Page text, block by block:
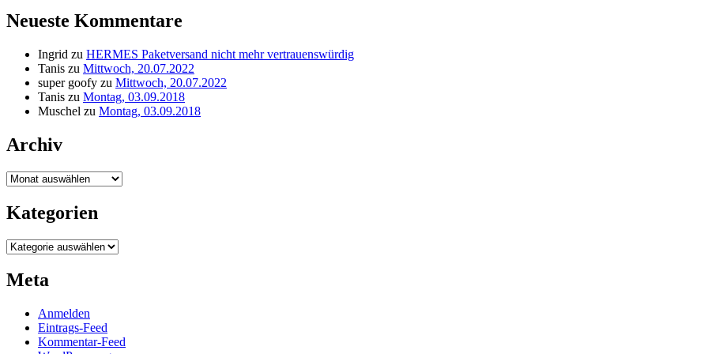
Neueste Kommentare
Ingrid zu HERMES Paketversand nicht mehr vertrauenswürdig
Tanis zu Mittwoch, 20.07.2022
super goofy zu Mittwoch, 20.07.2022
Tanis zu Montag, 03.09.2018
Muschel zu Montag, 03.09.2018
Archiv
Archiv
Kategorien
Kategorien
Meta
Anmelden
Eintrags-Feed
Kommentar-Feed